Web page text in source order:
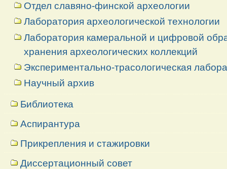
Отдел славяно-финской археологии
Лаборатория археологической технологии
Лаборатория камеральной и цифровой
хранения археологических коллекций
Экспериментально-трасологическая
Научный архив
Библиотека
Аспирантура
Прикрепления и стажировки
Диссертационный совет